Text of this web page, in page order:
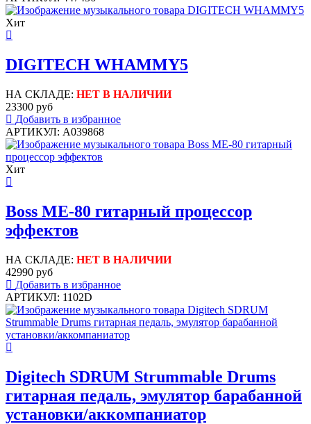
Хит
DIGITECH WHAMMY5
НА СКЛАДЕ: НЕТ В НАЛИЧИИ
23300 руб
Добавить в избранное
АРТИКУЛ: A039868
Хит
Boss ME-80 гитарный процессор
эффектов
НА СКЛАДЕ: НЕТ В НАЛИЧИИ
42990 руб
Добавить в избранное
АРТИКУЛ: 1102D
Digitech SDRUM Strummable Drums
гитарная педаль, эмулятор барабанной
установки/аккомпаниатор